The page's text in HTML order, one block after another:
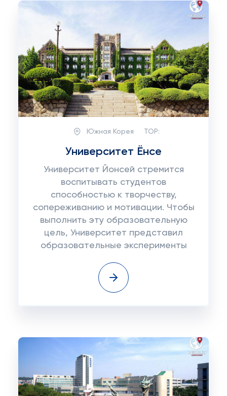
Южная Корея TOP:
Университет Ёнсе
Университет Йонсей стремится
воспитывать студентов
способностью к творчеству,
сопереживанию и мотивации. Чтобы
выполнить эту образовательную
цель, Университет представил
образовательные эксперименты